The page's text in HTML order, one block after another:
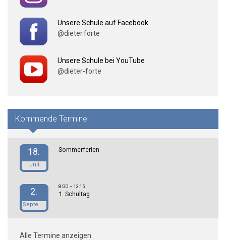
Unsere Schule auf Facebook
@dieter.forte
Unsere Schule bei YouTube
@dieter-forte
Kommende Termine
18.
Juli
Sommerferien
2.
September
8:00– 13:15
1. Schultag
Alle Termine anzeigen